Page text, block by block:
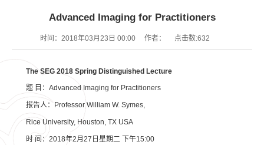
Advanced Imaging for Practitioners
时间：2018年03月23日 00:00 作者： 点击数:632
The SEG 2018 Spring Distinguished Lecture
题 目：Advanced Imaging for Practitioners
报告人：Professor William W. Symes,
Rice University, Houston, TX USA
时 间：2018年2月27日星期二 下午15:00